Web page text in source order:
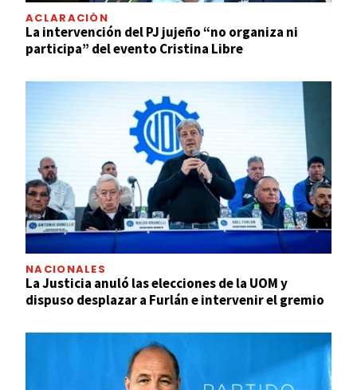
ACLARACIÓN
La intervención del PJ jujeño “no organiza ni
participa” del evento Cristina Libre
NACIONALES
La Justicia anuló las elecciones de la UOM y
dispuso desplazar a Furlán e intervenir el gremio